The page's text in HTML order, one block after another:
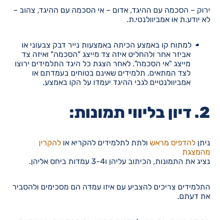
ירוק – הסכמה עם ההיגד, אדום – אי הסכמה עם ההיגד, צהוב –
לא יודע.ת או אמביוולנטי.ת.
למתוח קו באמצע הכיתה באמצעות נייר דבק צבעוני או
אביזר אחר ולהחליט איזה צד מייצג "הסכמה" ואיזה צד
מייצג "אי הסכמה". לאחר הצגת כל היגד התלמידים ירוצו
לצד המתאים. תלמידים שאינם בטוחים בעמדתם או
אמביוולנטיים לגבי ההיגד יעמדו על הקו באמצע.
2. דיון בליווי תמונות:
ניתן להדפיס מראש ולתת לתלמידים להקריא או להקרין
מהמצגת
נציג את התמונות, הכיתוב עליהן ו3-4 עמדות ביחס אליהן.
התלמידים צריכים להצביע עם איזו עמדה הם מסכימים ולהסביר
את דעתם.